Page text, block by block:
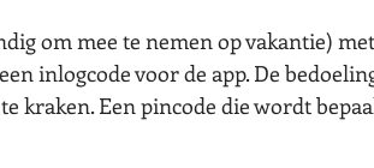
om mee te nemen op vakantie)
inlogcode voor de app. De
kraken. Een pincode die wordt